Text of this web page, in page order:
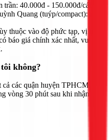
40.000đ - 150.000đ/cái.
Quang (tuýp/compact): từ
thuộc vào độ phức tạp, vị trí
báo giá chính xác nhất, vui
không?
các quận huyện TPHCM,
vòng 30 phút sau khi nhận